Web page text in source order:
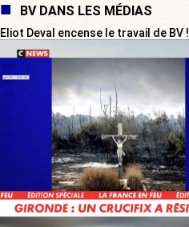
BV DANS LES MÉDIAS
Eliot Deval encense le travail de BV !